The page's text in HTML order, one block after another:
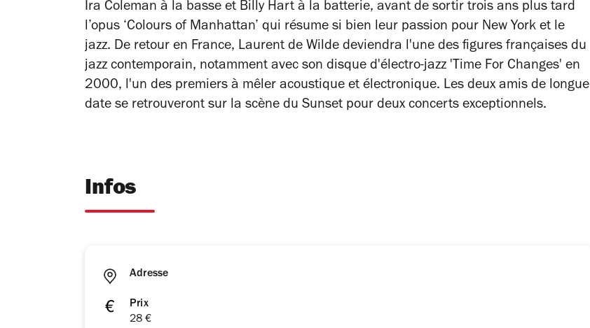
Ira Coleman à la basse et Billy Hart à la batterie, avant de sortir trois ans plus tard
l’opus ‘Colours of Manhattan’ qui résume si bien leur passion pour New York et le
jazz. De retour en France, Laurent de Wilde deviendra l'une des figures françaises du
jazz contemporain, notamment avec son disque d'électro-jazz 'Time For Changes' en
2000, l'un des premiers à mêler acoustique et électronique. Les deux amis de longue
date se retrouveront sur la scène du Sunset pour deux concerts exceptionnels.
Infos
Adresse
Prix
28 €